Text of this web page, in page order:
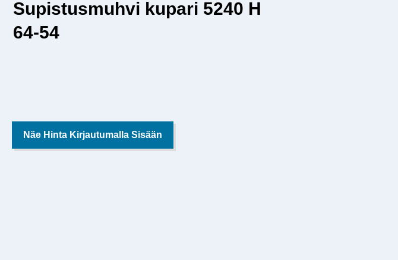
Supistusmuhvi kupari 5240 H
64-54
Näe Hinta Kirjautumalla Sisään